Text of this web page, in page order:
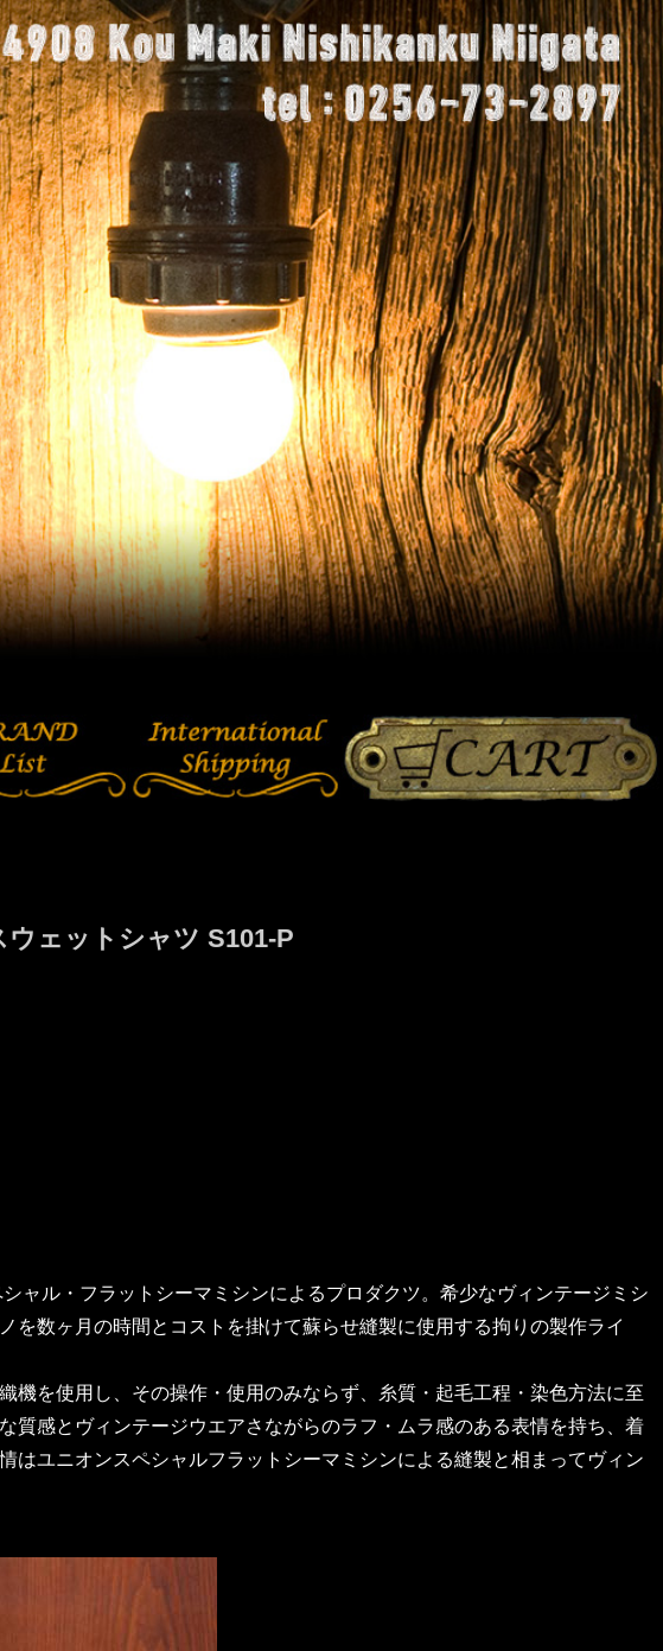
ェットシャツ S101-P
ャル・フラットシーマミシンによるプロダクツ。希少なヴィンテージミシ
を数ヶ月の時間とコストを掛けて蘇らせ縫製に使用する拘りの製作ライ
機を使用し、その操作・使用のみならず、糸質・起毛工程・染色方法に至
質感とヴィンテージウエアさながらのラフ・ムラ感のある表情を持ち、着
はユニオンスペシャルフラットシーマミシンによる縫製と相まってヴィン